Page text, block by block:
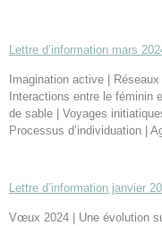
Lettre d’information mars
Imagination active |
Interactions entre le féminin
de sable | Voyages
Processus d’individuation |
Lettre d’information janvier
Vœux 2024 | Une évolution